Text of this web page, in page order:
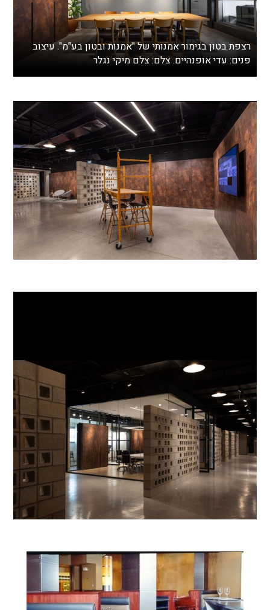
רצפת בטון בגימור אמנותי של "אמנות ובטון בע"מ". עיצוב
פנים: עדי אופנהיים. צלם: צלם מיקי נגלר